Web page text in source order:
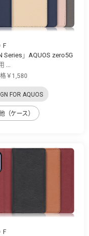
Series」AQUOS zero5G
...
￥1,580
FOR AQUOS
（ケース）